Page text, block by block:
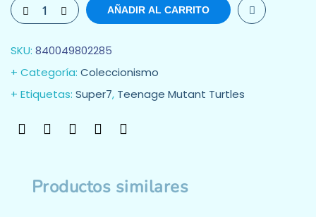
AÑADIR AL CARRITO
SKU: 840049802285
Categoría: Coleccionismo
Etiquetas: Super7, Teenage Mutant Turtles
Productos similares